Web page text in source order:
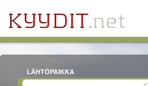
LÄHTÖPAIKKA